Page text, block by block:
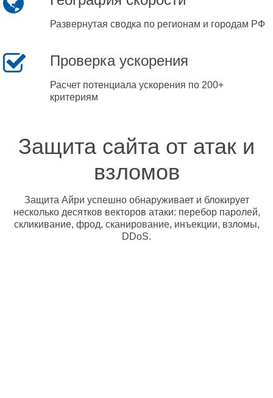
Развернутая сводка по регионам и городам РФ
Проверка ускорения
Расчет потенциала ускорения по 200+
критериям
Защита сайта от атак и
взломов
Защита Айри успешно обнаруживает и блокирует
несколько десятков векторов атаки: перебор паролей,
скликивание, фрод, сканирование, инъекции, взломы,
DDoS.